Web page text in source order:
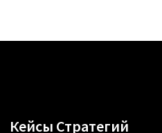
Кейсы Стратегий